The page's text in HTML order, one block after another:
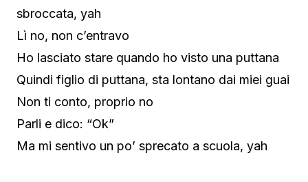
sbroccata, yah
Lì no, non c’entravo
Ho lasciato stare quando ho visto una puttana
Quindi figlio di puttana, sta lontano dai miei guai
Non ti conto, proprio no
Parli e dico: “Ok”
Ma mi sentivo un po’ sprecato a scuola, yah